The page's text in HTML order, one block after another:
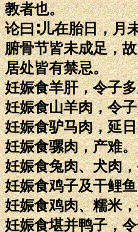
教者也。
论曰∶儿在胎日，月
腑骨节皆未成足，
居处皆有禁忌。
妊娠食羊肝，令子
妊娠食山羊肉，令
妊娠食驴马肉，延
妊娠食骡肉，产难。
妊娠食兔肉、犬肉
妊娠食鸡子及干鲤
妊娠食鸡肉、糯米
妊娠食堪并鸭子，